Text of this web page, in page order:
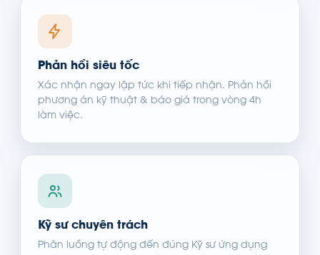
Phản hồi siêu tốc
Xác nhận ngay lập tức khi tiếp nhận. Phản hồi
phương án kỹ thuật & báo giá trong vòng 4h
làm việc.
Kỹ sư chuyên trách
Phân luồng tự động đến đúng Kỹ sư ứng dụng